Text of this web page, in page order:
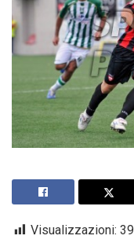
Visualizzazioni: 39